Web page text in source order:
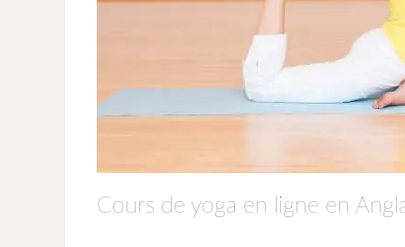
Cours de yoga en ligne en